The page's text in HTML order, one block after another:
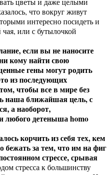
что вокруг живут
интересно посидеть и
или с бутылочкой
если вы не наносите
кому найти свою
гены могут родить
из последующих
чтобы все в мире без
наша ближайшая цель, с
а наоборот,
любого детеныша homo
корчить из себя тех, кем
бежать за тем, что им на фиг
стрессе, срывая
стресса к большинству